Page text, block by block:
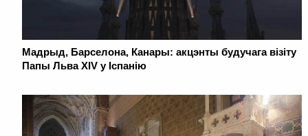
Мадрыд, Барселона, Канары: акцэнты будучага візіту
Папы Льва XIV у Іспанію